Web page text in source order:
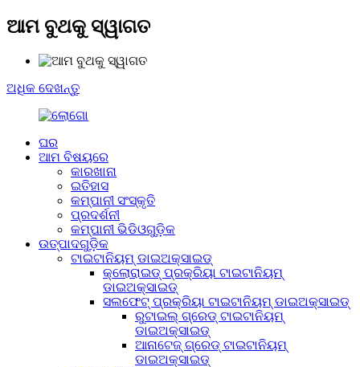
ଆମ ବୁଥକୁ ସ୍ୱାଗତ
ଅଧିକ ଦେଖନ୍ତୁ
ଘର
ଆମ ବିଷୟରେ
କାରଖାନା
ଇତିହାସ
କମ୍ପାନୀ ସଂସ୍କୃତି
ପ୍ରଦର୍ଶନୀ
କମ୍ପାନୀ ଭିଡିଓଗୁଡ଼ିକ
ଉତ୍ପାଦଗୁଡ଼ିକ
ଟାଇଟାନିୟମ୍ ଡାଇଅକ୍ସାଇଡ୍
କ୍ଲୋରାଇଡ୍ ପ୍ରକ୍ରିୟା ଟାଇଟାନିୟମ୍
ଡାଇଅକ୍ସାଇଡ୍
ସଲଫେଟ୍ ପ୍ରକ୍ରିୟା ଟାଇଟାନିୟମ୍ ଡାଇଅକ୍ସାଇଡ୍
ରୁଟାଇଲ୍ ଗ୍ରେଡ୍ ଟାଇଟାନିୟମ୍
ଡାଇଅକ୍ସାଇଡ୍
ଆନାଟେଜ୍ ଗ୍ରେଡ୍ ଟାଇଟାନିୟମ୍
ଡାଇଅକ୍ସାଇଡ୍